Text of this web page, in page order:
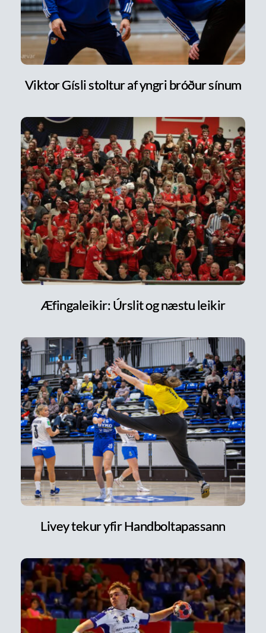
Viktor Gísli stoltur af yngri bróður sínum
Æfingaleikir: Úrslit og næstu leikir
Livey tekur yfir Handboltapassann